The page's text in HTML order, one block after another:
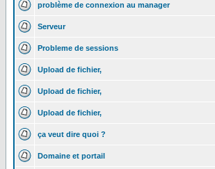
problème de connexion au manager
Serveur
Probleme de sessions
Upload de fichier,
Upload de fichier,
Upload de fichier,
ça veut dire quoi ?
Domaine et portail